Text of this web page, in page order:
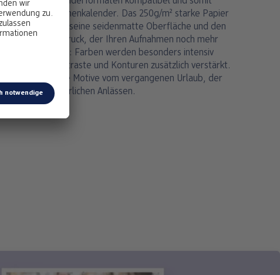
auch für den Küchenkalender. Das 250g/m² starke Papier
überzeugt durch seine seidenmatte Oberfläche und den
präzisen Digitaldruck, der Ihren Aufnahmen noch mehr
Ausdruck verleiht: Farben werden besonders intensiv
dargestellt, Kontraste und Konturen zusätzlich verstärkt.
Perfekt für bunte Motive vom vergangenen Urlaub, der
Familie oder feierlichen Anlässen.